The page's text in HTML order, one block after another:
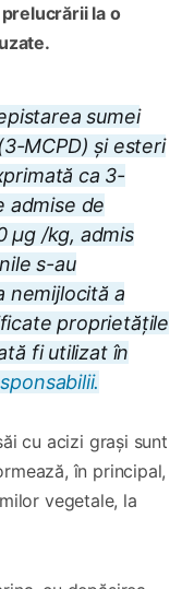
la o
sumei
MCPD) și esteri
ca 3-
admise de
µg /kg, admis
s-au
nemijlocită a
proprietățile
fi utilizat în
cu acizi grași sunt
în principal,
vegetale, la